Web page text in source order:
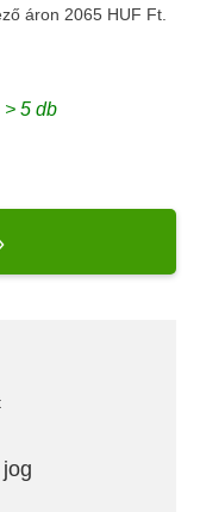
áron 2065 HUF Ft.
5 db